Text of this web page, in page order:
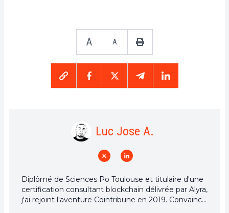
A A
Luc Jose A.
Diplômé de Sciences Po Toulouse et titulaire d'une
certification consultant blockchain délivrée par Alyra,
j'ai rejoint l'aventure Cointribune en 2019. Convaincu